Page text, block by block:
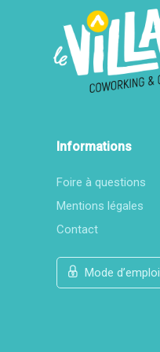
Informations
Foire à questions
Mentions légales
Contact
Mode d’emploi